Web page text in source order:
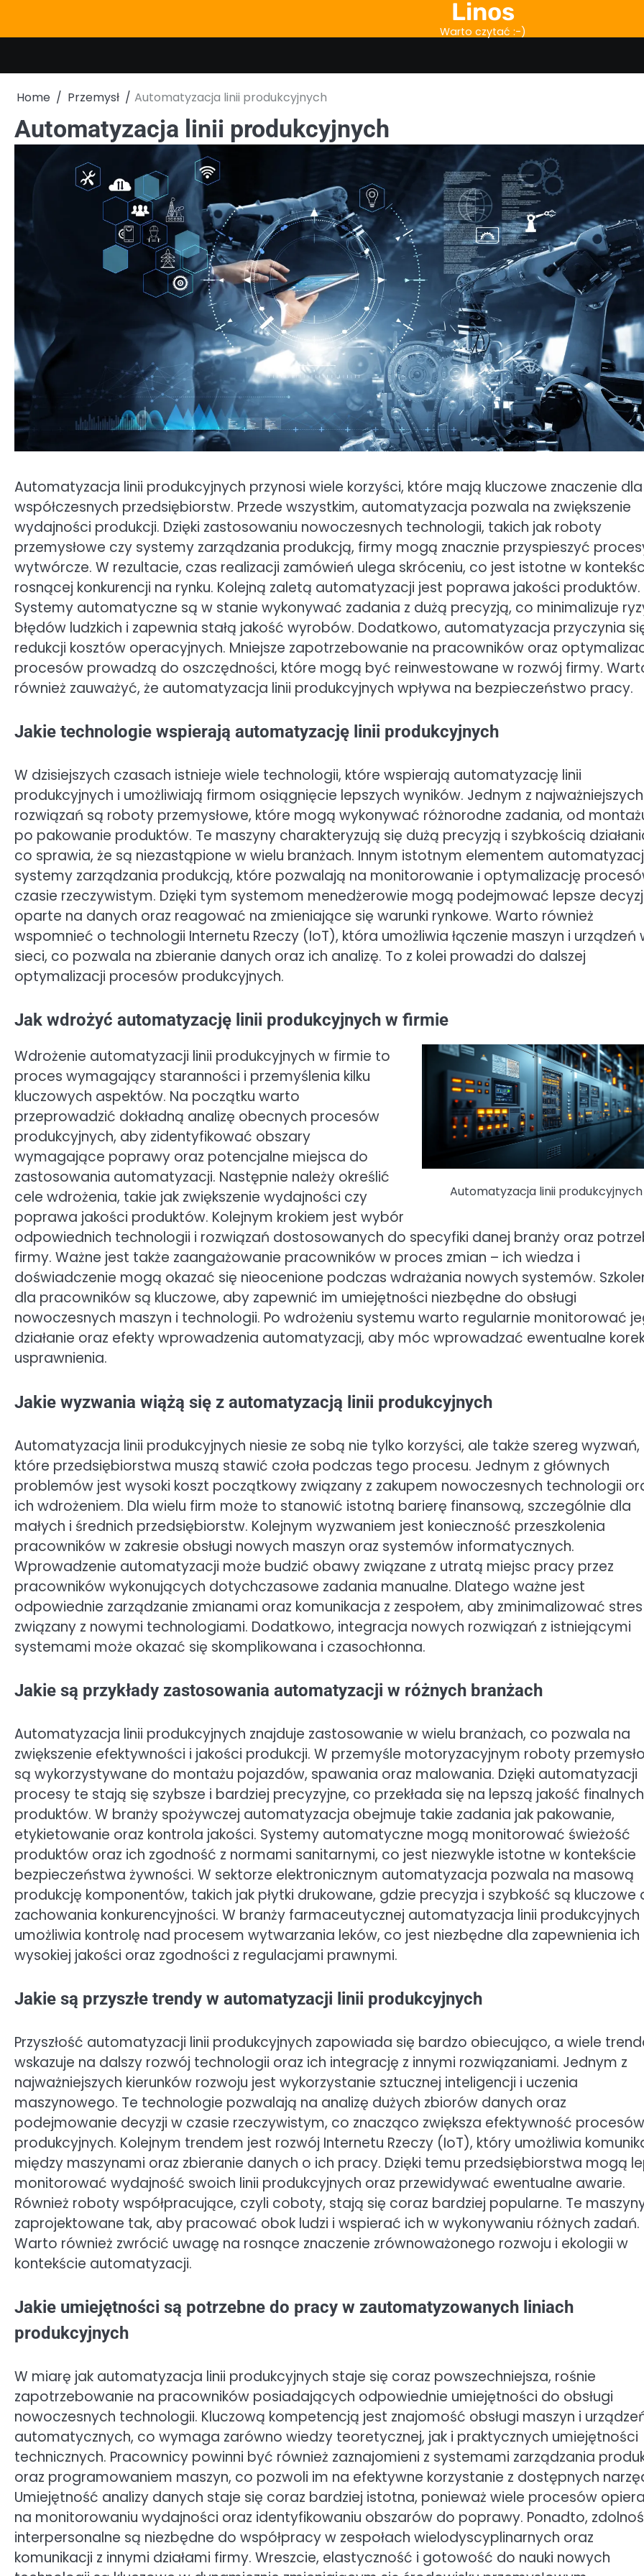
content
Linos
Warto czytać :-)
Home Przemysł Automatyzacja linii produkcyjnych
Automatyzacja linii produkcyjnych
Automatyzacja linii produkcyjnych przynosi wiele korzyści, które mają kluczowe znaczenie dla
współczesnych przedsiębiorstw. Przede wszystkim, automatyzacja pozwala na zwiększenie
wydajności produkcji. Dzięki zastosowaniu nowoczesnych technologii, takich jak roboty
przemysłowe czy systemy zarządzania produkcją, firmy mogą znacznie przyspieszyć
wytwórcze. W rezultacie, czas realizacji zamówień ulega skróceniu, co jest istotne w
rosnącej konkurencji na rynku. Kolejną zaletą automatyzacji jest poprawa jakości produktów.
Systemy automatyczne są w stanie wykonywać zadania z dużą precyzją, co minimalizuje
błędów ludzkich i zapewnia stałą jakość wyrobów. Dodatkowo, automatyzacja przyczynia
redukcji kosztów operacyjnych. Mniejsze zapotrzebowanie na pracowników oraz
procesów prowadzą do oszczędności, które mogą być reinwestowane w rozwój firmy.
również zauważyć, że automatyzacja linii produkcyjnych wpływa na bezpieczeństwo pracy.
Jakie technologie wspierają automatyzację linii produkcyjnych
W dzisiejszych czasach istnieje wiele technologii, które wspierają automatyzację linii
produkcyjnych i umożliwiają firmom osiągnięcie lepszych wyników. Jednym z najważniejszych
rozwiązań są roboty przemysłowe, które mogą wykonywać różnorodne zadania, od
po pakowanie produktów. Te maszyny charakteryzują się dużą precyzją i szybkością
co sprawia, że są niezastąpione w wielu branżach. Innym istotnym elementem
systemy zarządzania produkcją, które pozwalają na monitorowanie i optymalizację
czasie rzeczywistym. Dzięki tym systemom menedżerowie mogą podejmować lepsze
oparte na danych oraz reagować na zmieniające się warunki rynkowe. Warto również
wspomnieć o technologii Internetu Rzeczy (IoT), która umożliwia łączenie maszyn i urządzeń
sieci, co pozwala na zbieranie danych oraz ich analizę. To z kolei prowadzi do dalszej
optymalizacji procesów produkcyjnych.
Jak wdrożyć automatyzację linii produkcyjnych w firmie
Automatyzacja linii produkcyjnych
Wdrożenie automatyzacji linii produkcyjnych w firmie to
proces wymagający staranności i przemyślenia kilku
kluczowych aspektów. Na początku warto
przeprowadzić dokładną analizę obecnych procesów
produkcyjnych, aby zidentyfikować obszary
wymagające poprawy oraz potencjalne miejsca do
zastosowania automatyzacji. Następnie należy określić
cele wdrożenia, takie jak zwiększenie wydajności czy
poprawa jakości produktów. Kolejnym krokiem jest wybór
odpowiednich technologii i rozwiązań dostosowanych do specyfiki danej branży oraz
firmy. Ważne jest także zaangażowanie pracowników w proces zmian – ich wiedza i
doświadczenie mogą okazać się nieocenione podczas wdrażania nowych systemów.
dla pracowników są kluczowe, aby zapewnić im umiejętności niezbędne do obsługi
nowoczesnych maszyn i technologii. Po wdrożeniu systemu warto regularnie monitorować
działanie oraz efekty wprowadzenia automatyzacji, aby móc wprowadzać ewentualne
usprawnienia.
Jakie wyzwania wiążą się z automatyzacją linii produkcyjnych
Automatyzacja linii produkcyjnych niesie ze sobą nie tylko korzyści, ale także szereg wyzwań,
które przedsiębiorstwa muszą stawić czoła podczas tego procesu. Jednym z głównych
problemów jest wysoki koszt początkowy związany z zakupem nowoczesnych technologii
ich wdrożeniem. Dla wielu firm może to stanowić istotną barierę finansową, szczególnie dla
małych i średnich przedsiębiorstw. Kolejnym wyzwaniem jest konieczność przeszkolenia
pracowników w zakresie obsługi nowych maszyn oraz systemów informatycznych.
Wprowadzenie automatyzacji może budzić obawy związane z utratą miejsc pracy przez
pracowników wykonujących dotychczasowe zadania manualne. Dlatego ważne jest
odpowiednie zarządzanie zmianami oraz komunikacja z zespołem, aby zminimalizować stres
związany z nowymi technologiami. Dodatkowo, integracja nowych rozwiązań z istniejącymi
systemami może okazać się skomplikowana i czasochłonna.
Jakie są przykłady zastosowania automatyzacji w różnych branżach
Automatyzacja linii produkcyjnych znajduje zastosowanie w wielu branżach, co pozwala na
zwiększenie efektywności i jakości produkcji. W przemyśle motoryzacyjnym roboty
są wykorzystywane do montażu pojazdów, spawania oraz malowania. Dzięki automatyzacji
procesy te stają się szybsze i bardziej precyzyjne, co przekłada się na lepszą jakość finalnych
produktów. W branży spożywczej automatyzacja obejmuje takie zadania jak pakowanie,
etykietowanie oraz kontrola jakości. Systemy automatyczne mogą monitorować świeżość
produktów oraz ich zgodność z normami sanitarnymi, co jest niezwykle istotne w kontekście
bezpieczeństwa żywności. W sektorze elektronicznym automatyzacja pozwala na masową
produkcję komponentów, takich jak płytki drukowane, gdzie precyzja i szybkość są kluczowe
zachowania konkurencyjności. W branży farmaceutycznej automatyzacja linii produkcyjnych
umożliwia kontrolę nad procesem wytwarzania leków, co jest niezbędne dla zapewnienia ich
wysokiej jakości oraz zgodności z regulacjami prawnymi.
Jakie są przyszłe trendy w automatyzacji linii produkcyjnych
Przyszłość automatyzacji linii produkcyjnych zapowiada się bardzo obiecująco, a wiele
wskazuje na dalszy rozwój technologii oraz ich integrację z innymi rozwiązaniami. Jednym z
najważniejszych kierunków rozwoju jest wykorzystanie sztucznej inteligencji i uczenia
maszynowego. Te technologie pozwalają na analizę dużych zbiorów danych oraz
podejmowanie decyzji w czasie rzeczywistym, co znacząco zwiększa efektywność procesów
produkcyjnych. Kolejnym trendem jest rozwój Internetu Rzeczy (IoT), który umożliwia
między maszynami oraz zbieranie danych o ich pracy. Dzięki temu przedsiębiorstwa mogą
monitorować wydajność swoich linii produkcyjnych oraz przewidywać ewentualne awarie.
Również roboty współpracujące, czyli coboty, stają się coraz bardziej popularne. Te
zaprojektowane tak, aby pracować obok ludzi i wspierać ich w wykonywaniu różnych zadań.
Warto również zwrócić uwagę na rosnące znaczenie zrównoważonego rozwoju i ekologii w
kontekście automatyzacji.
Jakie umiejętności są potrzebne do pracy w zautomatyzowanych liniach
produkcyjnych
W miarę jak automatyzacja linii produkcyjnych staje się coraz powszechniejsza, rośnie
zapotrzebowanie na pracowników posiadających odpowiednie umiejętności do obsługi
nowoczesnych technologii. Kluczową kompetencją jest znajomość obsługi maszyn i
automatycznych, co wymaga zarówno wiedzy teoretycznej, jak i praktycznych umiejętności
technicznych. Pracownicy powinni być również zaznajomieni z systemami zarządzania
oraz programowaniem maszyn, co pozwoli im na efektywne korzystanie z dostępnych
Umiejętność analizy danych staje się coraz bardziej istotna, ponieważ wiele procesów
na monitorowaniu wydajności oraz identyfikowaniu obszarów do poprawy. Ponadto,
interpersonalne są niezbędne do współpracy w zespołach wielodyscyplinarnych oraz
komunikacji z innymi działami firmy. Wreszcie, elastyczność i gotowość do nauki nowych